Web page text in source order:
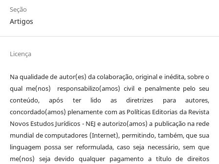
Seção
Artigos
Licença
Na qualidade de autor(es) da colaboração, original e inédita, sobre o
qual me(nos) responsabilizo(amos) civil e penalmente pelo seu
conteúdo, após ter lido as diretrizes para autores,
concordado(amos) plenamente com as Políticas Editorias da Revista
Novos Estudos Jurídicos - NEJ e autorizo(amos) a publicação na rede
mundial de computadores (Internet), permitindo, também, que sua
linguagem possa ser reformulada, caso seja necessário, sem que
me(nos) seja devido qualquer pagamento a título de direitos